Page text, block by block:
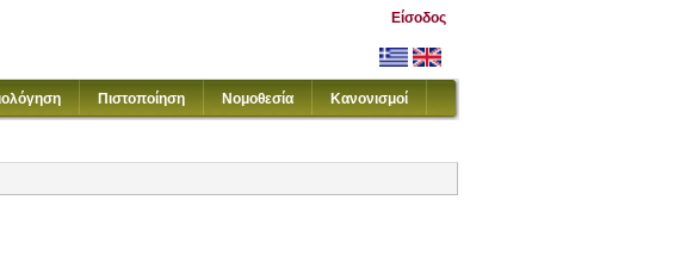
Είσοδος
Πιστοποίηση Νομοθεσία Κανονισμοί